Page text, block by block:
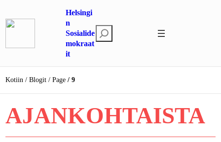
sisältöön
Helsingi
n
Sosialide
mokraat
it
t
i
Kotiin Blogit Page 9
AJANKOHTAISTA